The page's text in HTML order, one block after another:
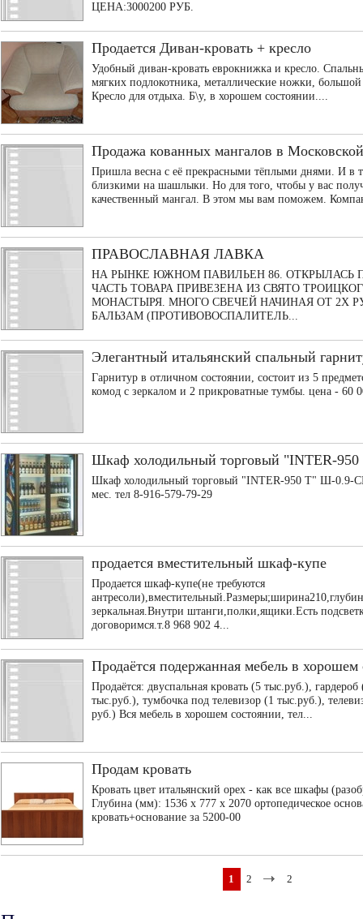
ЦЕНА:3000200 РУБ.
Продается Диван-кровать + кресло
Удобный диван-кровать еврокнижка и кресло.
мягких подлокотника, металлические ножки,
Кресло для отдыха. Б\у, в хорошем состоянии....
Продажа кованных мангалов в
Пришла весна с её прекрасными тёплыми днями. И в
близкими на шашлыки. Но для того, чтобы у вас
качественный мангал. В этом мы вам поможем.
ПРАВОСЛАВНАЯ ЛАВКА
НА РЫНКЕ ЮЖНОМ ПАВИЛЬЕН 86. ОТКРЫЛАСЬ
ЧАСТЬ ТОВАРА ПРИВЕЗЕНА ИЗ СВЯТО
МОНАСТЫРЯ. МНОГО СВЕЧЕЙ НАЧИНАЯ ОТ 2Х
БАЛЬЗАМ (ПРОТИВОВОСПАЛИТЕЛЬ...
Элегантный итальянский спальный
Гарнитур в отличном состоянии, состоит из 5
комод с зеркалом и 2 прикроватные тумбы. цена - 60
Шкаф холодильный торговый "INTER-
Шкаф холодильный торговый "INTER-950 Т" Ш-0.9-
мес. тел 8-916-579-79-29
продается вместительный шкаф-купе
Продается шкаф-купе(не требуются
зеркальная.Внутри штанги,полки,ящики.Есть
договоримся.т.8 968 902 4...
Продаётся подержанная мебель в хорошем
Продаётся: двуспальная кровать (5 тыс.руб.),
тыс.руб.), тумбочка под телевизор (1 тыс.руб.),
руб.) Вся мебель в хорошем состоянии, тел...
Продам кровать
Кровать цвет итальянский орех - как все шкафы
Глубина (мм): 1536 x 777 x 2070 ортопедическое
кровать+основание за 5200-00
1 2 2